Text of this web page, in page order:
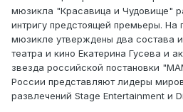
мюзикла "Красавица и Чудовище"
интригу предстоящей премьеры.
мюзикле утверждены два состава
театра и кино Екатерина Гусева и
звезда российской постановки
России представляют лидеры
развлечений Stage Entertainment и